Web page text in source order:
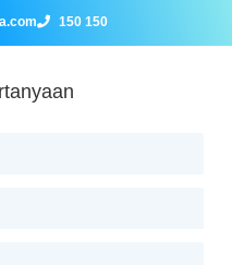
150 150